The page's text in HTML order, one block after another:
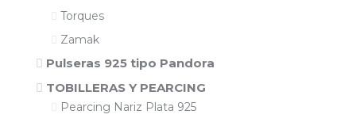
Torques
Zamak
Pulseras 925 tipo Pandora
TOBILLERAS Y PEARCING
Pearcing Nariz Plata 925